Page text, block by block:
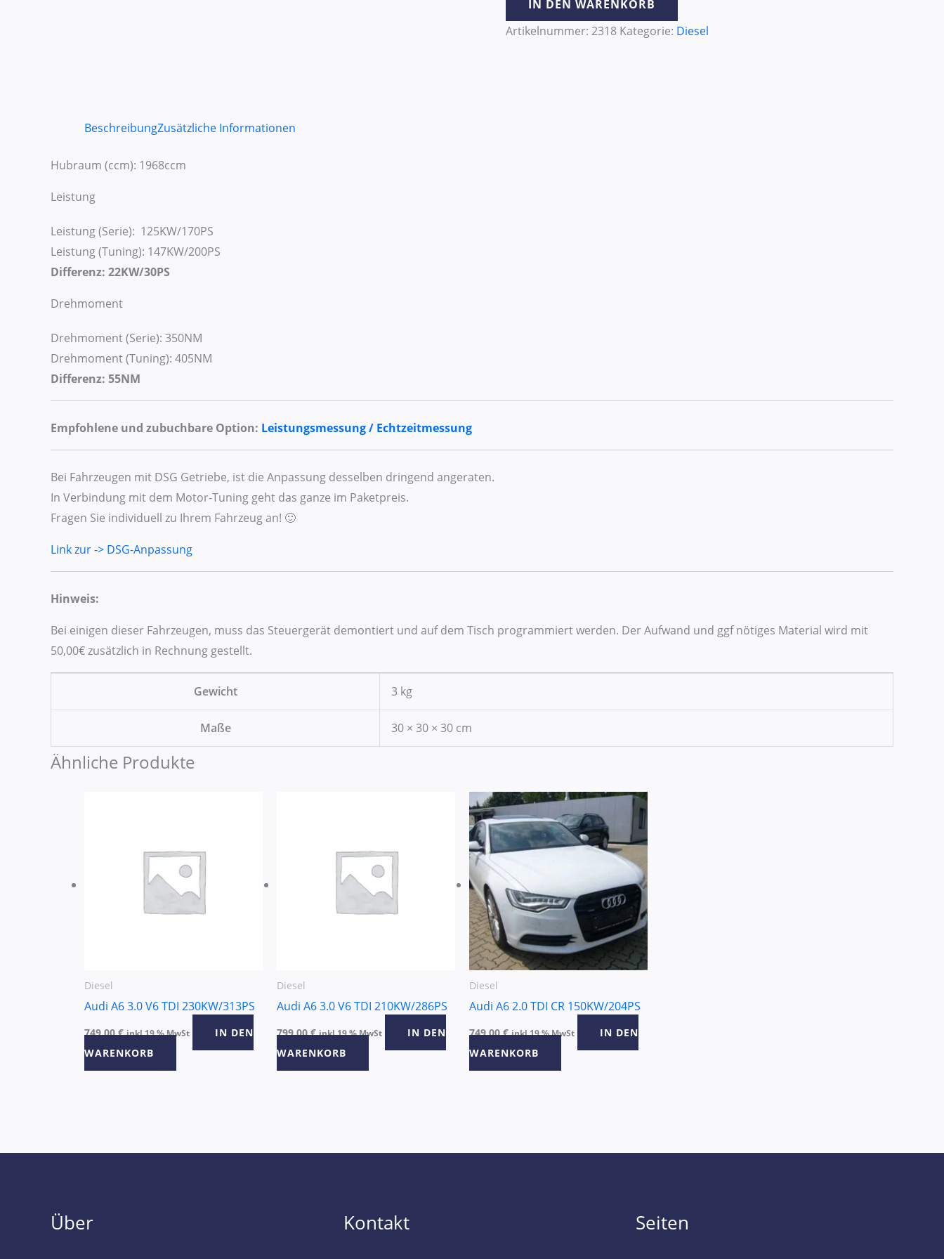
IN DEN WARENKORB
Artikelnummer: 2318 Kategorie: Diesel
BeschreibungZusätzliche Informationen
Hubraum (ccm): 1968ccm
Leistung
Leistung (Serie): 125KW/170PS
Leistung (Tuning): 147KW/200PS
Differenz: 22KW/30PS
Drehmoment
Drehmoment (Serie): 350NM
Drehmoment (Tuning): 405NM
Differenz: 55NM
Empfohlene und zubuchbare Option: Leistungsmessung / Echtzeitmessung
Bei Fahrzeugen mit DSG Getriebe, ist die Anpassung desselben dringend angeraten.
In Verbindung mit dem Motor-Tuning geht das ganze im Paketpreis.
Fragen Sie individuell zu Ihrem Fahrzeug an! 🙂
Link zur -> DSG-Anpassung
Hinweis:
Bei einigen dieser Fahrzeugen, muss das Steuergerät demontiert und auf dem Tisch programmiert werden. Der Aufwand und ggf nötiges Material wird mit
50,00€ zusätzlich in Rechnung gestellt.
Gewicht 3 kg
Maße 30 × 30 × 30 cm
Ähnliche Produkte
Diesel
Audi A6 3.0 V6 TDI 230KW/313PS
749,00€ inkl 19 % MwSt
IN DEN
WARENKORB
Diesel
Audi A6 3.0 V6 TDI 210KW/286PS
799,00€ inkl 19 % MwSt
IN DEN
WARENKORB
Diesel
Audi A6 2.0 TDI CR 150KW/204PS
749,00€ inkl 19 % MwSt
IN DEN
WARENKORB
Über Kontakt Seiten